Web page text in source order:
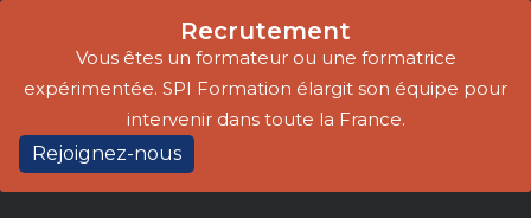
Recrutement
Vous êtes un formateur ou une formatrice
expérimentée. SPI Formation élargit son équipe pour
intervenir dans toute la France.
Rejoignez-nous